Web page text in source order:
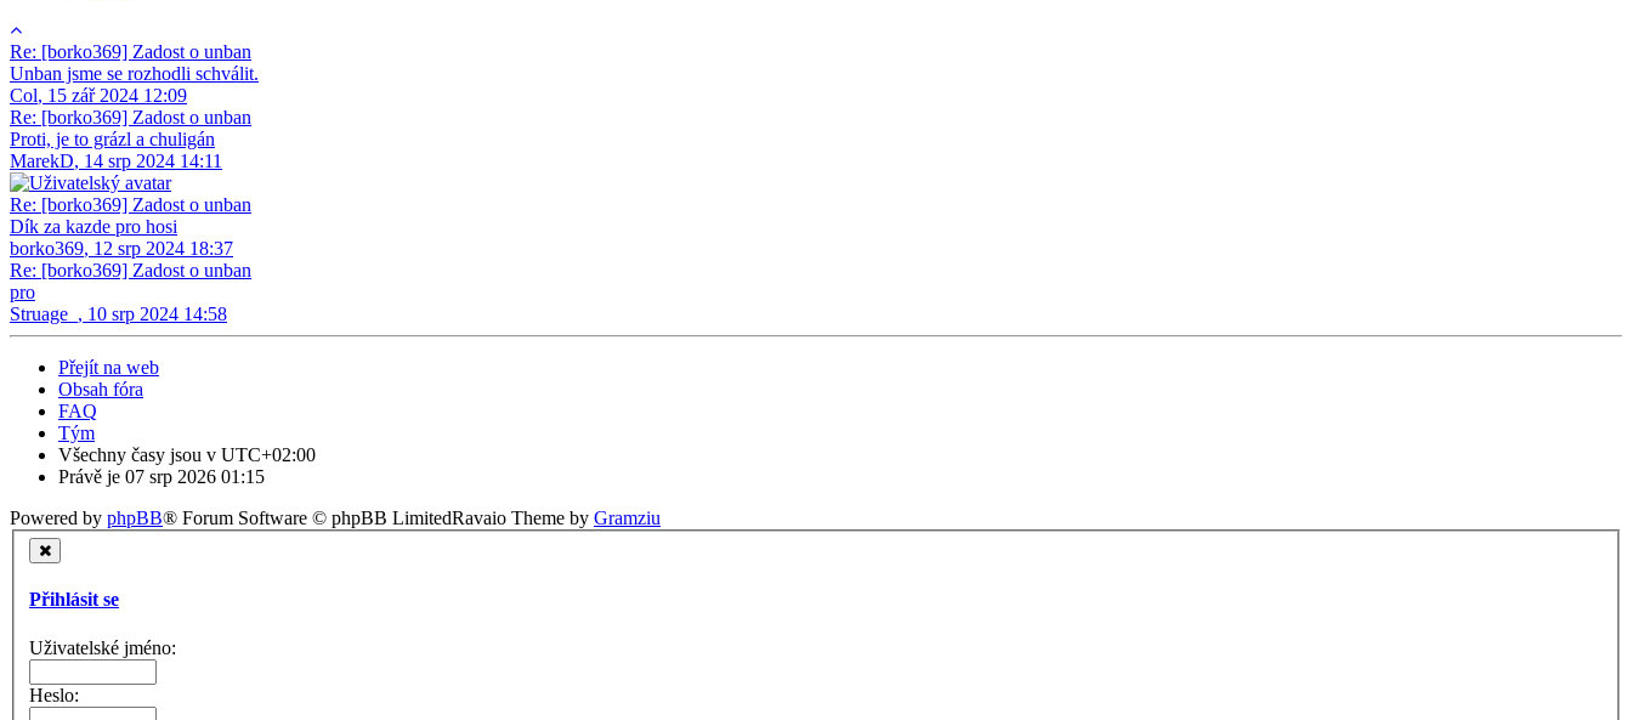
Re: [borko369] Zadost o unban
Unban jsme se rozhodli schválit.
Col, 15 zář 2024 12:09
Re: [borko369] Zadost o unban
Proti, je to grázl a chuligán
MarekD, 14 srp 2024 14:11
Re: [borko369] Zadost o unban
Dík za kazde pro hosi
borko369, 12 srp 2024 18:37
Re: [borko369] Zadost o unban
pro
Struage_ , 10 srp 2024 14:58
Přejít na web
Obsah fóra
FAQ
Tým
Všechny časy jsou v UTC+02:00
Právě je 07 srp 2026 01:15
Powered by phpBB® Forum Software © phpBB LimitedRavaio Theme by Gramziu
Přihlásit se
Uživatelské jméno:
Heslo: